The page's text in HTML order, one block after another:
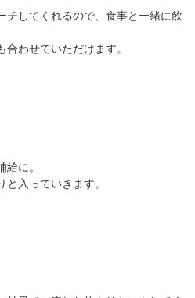
チしてくれるので、食事と一緒に飲
わせていただけます。
に。
入っていきます。